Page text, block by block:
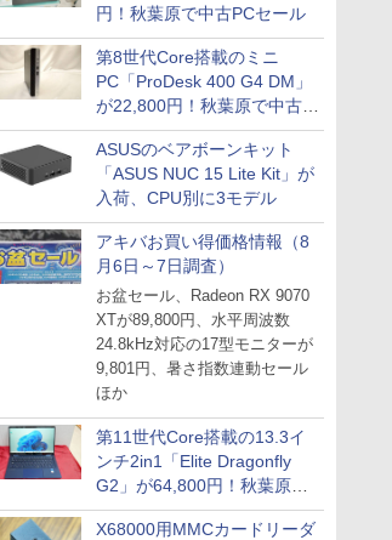
円！秋葉原で中古PCセール
第8世代Core搭載のミニ
PC「ProDesk 400 G4 DM」
が22,800円！秋葉原で中古
PCセール
ASUSのベアボーンキット
「ASUS NUC 15 Lite Kit」が
入荷、CPU別に3モデル
アキバお買い得価格情報（8
月6日～7日調査）
お盆セール、Radeon RX 9070
XTが89,800円、水平周波数
24.8kHz対応の17型モニターが
9,801円、暑さ指数連動セール
ほか
第11世代Core搭載の13.3イ
ンチ2in1「Elite Dragonfly
G2」が64,800円！秋葉原で
中古PCセール
X68000用MMCカードリーダ